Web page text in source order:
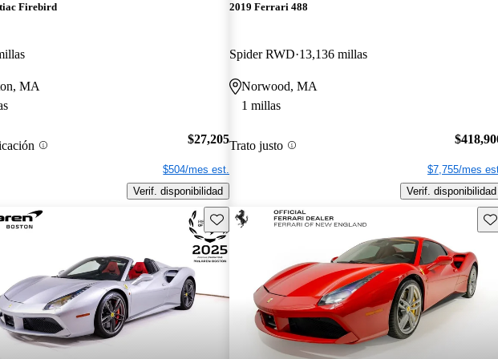
Firebird
MA
$27,205
$504/mes est.
Verif. disponibilidad
2019 Ferrari 488
Spider RWD 13,136 millas
Norwood, MA
1 millas
Trato justo
$7,755/mes
Verif. disponibilidad
Guarda este Aviso